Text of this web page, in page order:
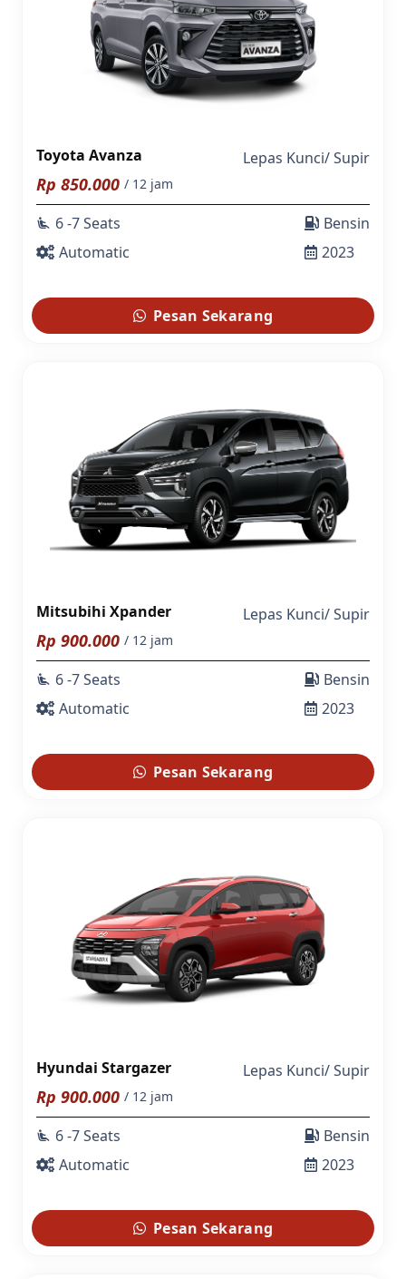
Toyota Avanza Lepas Kunci/Supir
Rp 850.000 / 12 jam
airline_seat_recline_extra 6 -7 Seats
Automatic
Bensin
2023
Pesan Sekarang
Mitsubihi Xpander Lepas Kunci/Supir
Rp 900.000 / 12 jam
airline_seat_recline_extra 6 -7 Seats
Automatic
Bensin
2023
Pesan Sekarang
Hyundai Stargazer Lepas Kunci/Supir
Rp 900.000 / 12 jam
airline_seat_recline_extra 6 -7 Seats
Automatic
Bensin
2023
Pesan Sekarang